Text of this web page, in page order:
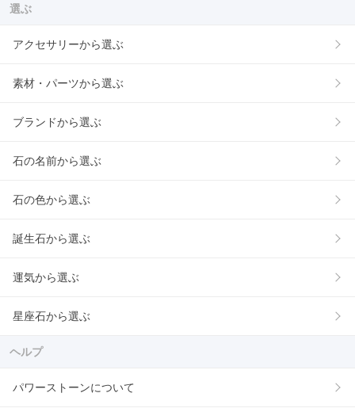
選ぶ
アクセサリーから選ぶ
素材・パーツから選ぶ
ブランドから選ぶ
石の名前から選ぶ
石の色から選ぶ
誕生石から選ぶ
運気から選ぶ
星座石から選ぶ
ヘルプ
パワーストーンについて